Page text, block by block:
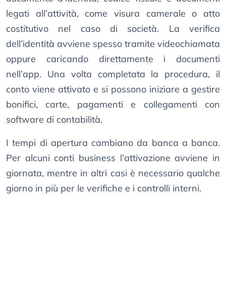
legati all’attività, come visura camerale o atto
costitutivo nel caso di società. La verifica
dell’identità avviene spesso tramite videochiamata
oppure caricando direttamente i documenti
nell’app. Una volta completata la procedura, il
conto viene attivato e si possono iniziare a gestire
bonifici, carte, pagamenti e collegamenti con
software di contabilità.
I tempi di apertura cambiano da banca a banca.
Per alcuni conti business l’attivazione avviene in
giornata, mentre in altri casi è necessario qualche
giorno in più per le verifiche e i controlli interni.